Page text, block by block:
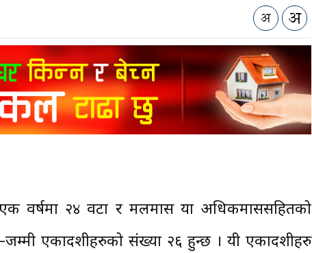
एक वर्षमा २४ वटा र मलमास या अधिकमाससहितको
एकादशीहरुको संख्या २६ हुन्छ । यी एकादशीहरु